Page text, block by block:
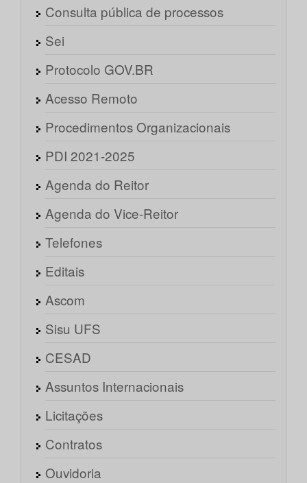
Consulta pública de processos
Sei
Protocolo GOV.BR
Acesso Remoto
Procedimentos Organizacionais
PDI 2021-2025
Agenda do Reitor
Agenda do Vice-Reitor
Telefones
Editais
Ascom
Sisu UFS
CESAD
Assuntos Internacionais
Licitações
Contratos
Ouvidoria